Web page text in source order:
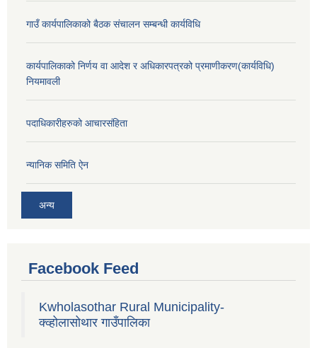
गाउँ कार्यपालिकाको बैठक संचालन सम्बन्धी कार्यविधि
कार्यपालिकाको निर्णय वा आदेश र अधिकारपत्रको प्रमाणीकरण(कार्यविधि)
नियमावली
पदाधिकारीहरुको आचारसंहिता
न्यानिक समिति ऐन
अन्य
Facebook Feed
Kwholasothar Rural Municipality-
क्व्होलासोथार गाउँपालिका